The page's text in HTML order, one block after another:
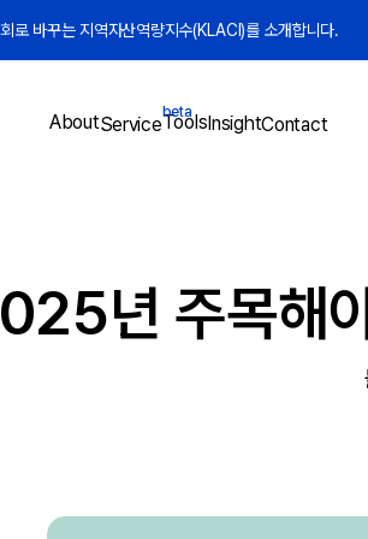
로 바꾸는 지역자산역량지수(KLACI)를 소개합니다.
AboutService
beta
ToolsInsightContact
년 주목해